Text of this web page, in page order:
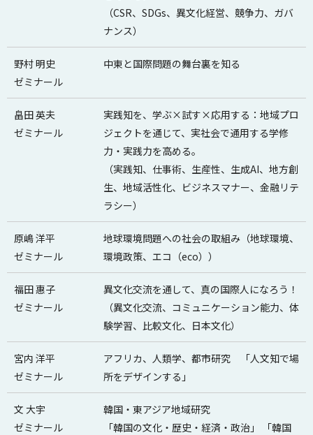
（CSR、SDGs、異文化経営、競争力、ガバ
ナンス）
野村 明史
ゼミナール
中東と国際問題の舞台裏を知る
畠田 英夫
ゼミナール
実践知を、学ぶ×試す×応用する：地域プロ
ジェクトを通じて、実社会で通用する学修
力・実践力を高める。
（実践知、仕事術、生産性、生成AI、地方創
生、地域活性化、ビジネスマナー、金融リテ
ラシー）
原嶋 洋平
ゼミナール
地球環境問題への社会の取組み（地球環境、
環境政策、エコ（eco））
福田 惠子
ゼミナール
異文化交流を通して、真の国際人になろう！
（異文化交流、コミュニケーション能力、体
験学習、比較文化、日本文化）
宮内 洋平
ゼミナール
アフリカ、人類学、都市研究 「人文知で場
所をデザインする」
文 大宇
ゼミナール
韓国・東アジア地域研究
「韓国の文化・歴史・経済・政治」 「韓国